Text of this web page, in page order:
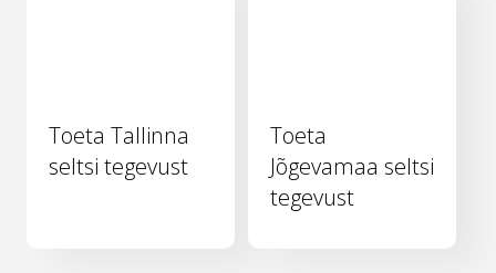
Toeta Tallinna
seltsi tegevust
Toeta
Jõgevamaa seltsi
tegevust